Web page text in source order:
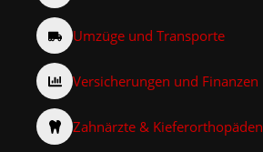
Umzüge und Transporte
Versicherungen und Finanzen
Zahnärzte & Kieferorthopäden